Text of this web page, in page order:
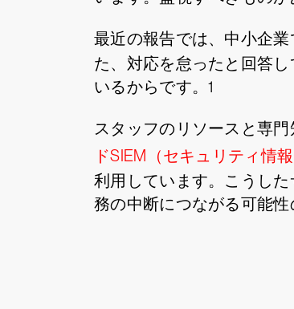
最近の報告では、中小企業
た、対応を怠ったと回答
いるからです。1
スタッフのリソースと専
ドSIEM（セキュリティ情
利用しています。こうし
務の中断につながる可能